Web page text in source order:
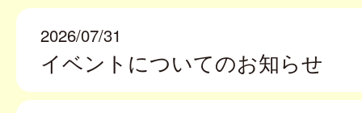
2026/07/31
イベントについてのお知らせ